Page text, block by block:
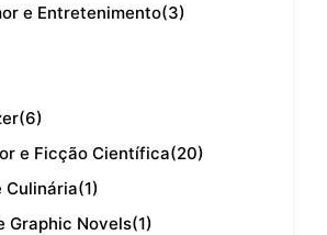
e Entretenimento(3)
(6)
e Ficção Científica(20)
Culinária(1)
Graphic Novels(1)